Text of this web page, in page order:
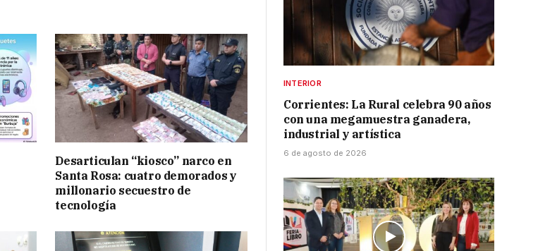
Desarticulan “kiosco” narco en
Santa Rosa: cuatro demorados y
millonario secuestro de
tecnología
INTERIOR
Corrientes: La Rural celebra 90 años
con una megamuestra ganadera,
industrial y artística
6 de agosto de 2026